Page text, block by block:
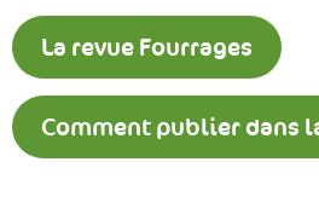
La revue Fourrages
Comment publier dans